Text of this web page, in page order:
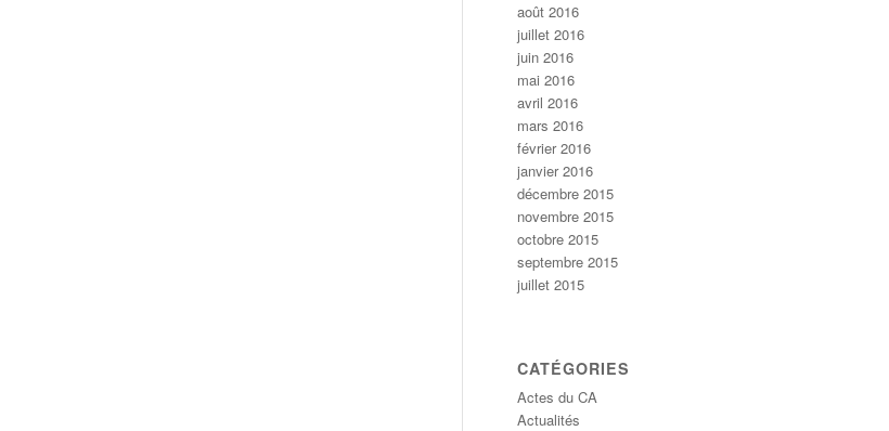
août 2016
juillet 2016
juin 2016
mai 2016
avril 2016
mars 2016
février 2016
janvier 2016
décembre 2015
novembre 2015
octobre 2015
septembre 2015
juillet 2015
CATÉGORIES
Actes du CA
Actualités